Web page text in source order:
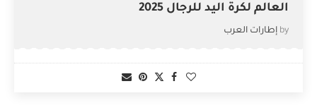
العالم لكرة اليد للرجال 2025
by إطارات العرب